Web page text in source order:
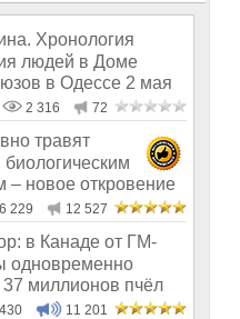
Хронология
людей в Доме
в Одессе 2 мая
2 316 72
травят
биологическим
– новое откровение
Сноудена
229 12 527
в Канаде от ГМ-
одновременно
37 миллионов пчёл
11 201